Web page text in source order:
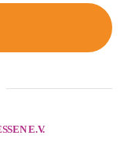
E.V.